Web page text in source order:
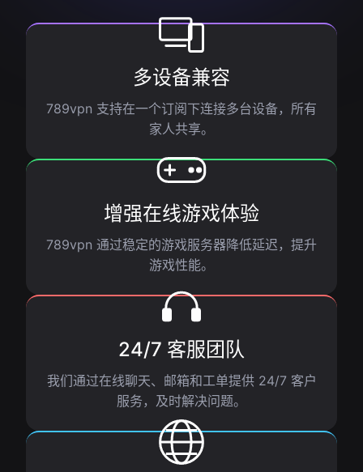
多设备兼容
789vpn 支持在一个订阅下连接多台设备，所有
家人共享。
增强在线游戏体验
789vpn 通过稳定的游戏服务器降低延迟，提升
游戏性能。
24/7 客服团队
我们通过在线聊天、邮箱和工单提供 24/7 客户
服务，及时解决问题。